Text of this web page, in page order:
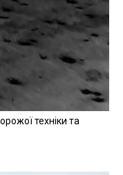
техніки та